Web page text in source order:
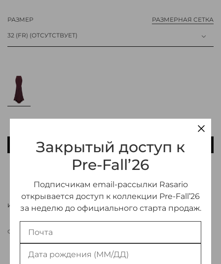
РАЗМЕР РАЗМЕРНАЯ СЕТКА
32 (FR) (ОТСУТСТВУЕТ)
ПРЕДЗАКАЗ
ДОБАВИТЬ В ИЗБРАННОЕ
ИНФОРМАЦИЯ О ТОВАРЕ
СВЯЗАТЬСЯ С МЕНЕДЖЕРОМ
Закрытый доступ к
Pre-Fall’26
Подписчикам email-рассылки Rasario
открывается доступ к коллекции Pre-Fall’26
за неделю до официального старта продаж.